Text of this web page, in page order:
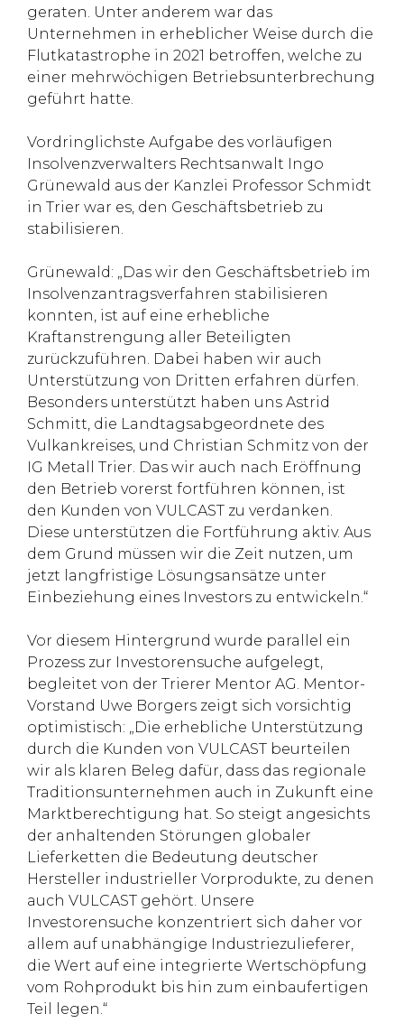
geraten. Unter anderem war das
Unternehmen in erheblicher Weise durch die
Flutkatastrophe in 2021 betroffen, welche zu
einer mehrwöchigen Betriebsunterbrechung
geführt hatte.
Vordringlichste Aufgabe des vorläufigen
Insolvenzverwalters Rechtsanwalt Ingo
Grünewald aus der Kanzlei Professor Schmidt
in Trier war es, den Geschäftsbetrieb zu
stabilisieren.
Grünewald: „Das wir den Geschäftsbetrieb im
Insolvenzantragsverfahren stabilisieren
konnten, ist auf eine erhebliche
Kraftanstrengung aller Beteiligten
zurückzuführen. Dabei haben wir auch
Unterstützung von Dritten erfahren dürfen.
Besonders unterstützt haben uns Astrid
Schmitt, die Landtagsabgeordnete des
Vulkankreises, und Christian Schmitz von der
IG Metall Trier. Das wir auch nach Eröffnung
den Betrieb vorerst fortführen können, ist
den Kunden von VULCAST zu verdanken.
Diese unterstützen die Fortführung aktiv. Aus
dem Grund müssen wir die Zeit nutzen, um
jetzt langfristige Lösungsansätze unter
Einbeziehung eines Investors zu entwickeln.“
Vor diesem Hintergrund wurde parallel ein
Prozess zur Investorensuche aufgelegt,
begleitet von der Trierer Mentor AG. Mentor-
Vorstand Uwe Borgers zeigt sich vorsichtig
optimistisch: „Die erhebliche Unterstützung
durch die Kunden von VULCAST beurteilen
wir als klaren Beleg dafür, dass das regionale
Traditionsunternehmen auch in Zukunft eine
Marktberechtigung hat. So steigt angesichts
der anhaltenden Störungen globaler
Lieferketten die Bedeutung deutscher
Hersteller industrieller Vorprodukte, zu denen
auch VULCAST gehört. Unsere
Investorensuche konzentriert sich daher vor
allem auf unabhängige Industriezulieferer,
die Wert auf eine integrierte Wertschöpfung
vom Rohprodukt bis hin zum einbaufertigen
Teil legen.“